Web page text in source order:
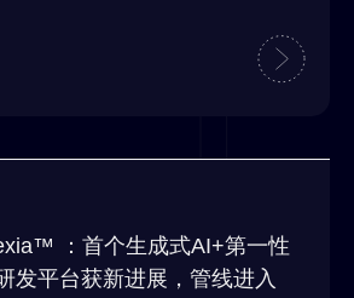
：首个生成式AI+第一性
发平台获新进展，管线进入